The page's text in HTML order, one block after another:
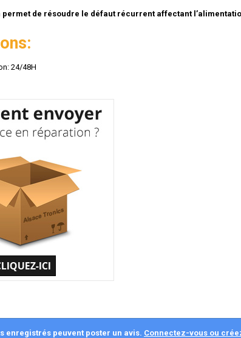
permet de résoudre le défaut récurrent affectant
24/48H
enregistrés peuvent poster un avis. Connectez-vous ou